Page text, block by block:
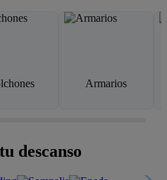
Armarios
descanso